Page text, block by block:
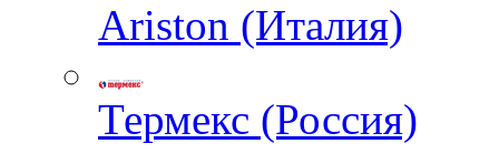
Ariston (Италия)
Термекс (Россия)